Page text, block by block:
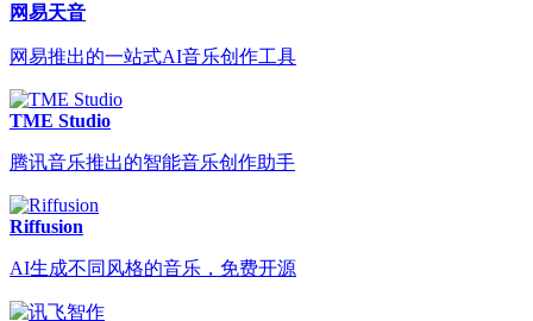
网易天音
网易推出的一站式AI音乐创作工具
TME Studio
腾讯音乐推出的智能音乐创作助手
Riffusion
AI生成不同风格的音乐，免费开源